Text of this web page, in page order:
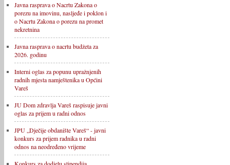
Javna rasprava o Nacrtu Zakona o
porezu na imovinu, nasljeđe i poklon i
o Nacrtu Zakona o porezu na promet
nekretnina
Javna rasprava o nacrtu budžeta za
2026. godinu
Interni oglas za popunu upražnjenih
radnih mjesta namještenika u Općini
Vareš
JU Dom zdravlja Vareš raspisuje javni
oglas za prijem u radni odnos
JPU „Dječije obdanište Vareš“ - javni
konkurs za prijem radnika u radni
odnos na neodređeno vrijeme